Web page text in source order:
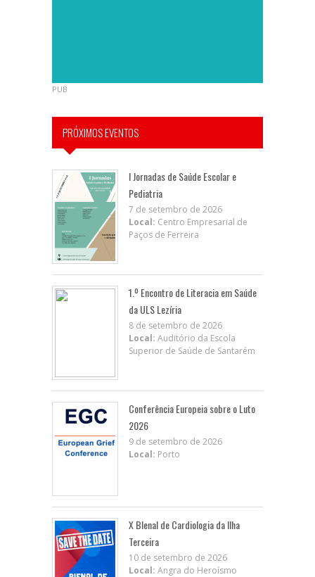
PUB
PRÓXIMOS EVENTOS
I Jornadas de Saúde Escolar e
Pediatria
7 de setembro de 2026
Local: Centro Empresarial de
Paços de Ferreira
1.º Encontro de Literacia em Saúde
da ULS Lezíria
8 de setembro de 2026
Local: Auditório da Escola
Superior de Saúde de Santarém
Conferência Europeia sobre o Luto
2026
9 de setembro de 2026
Local: Porto
X BIenal de Cardiologia da Ilha
Terceira
10 de setembro de 2026
Local: Angra do Heroísmo